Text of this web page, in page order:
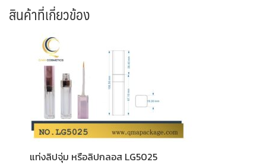
สินค้าที่เกี่ยวข้อง
แท่งลิปจุ่ม หรือลิปกลอส LG5025